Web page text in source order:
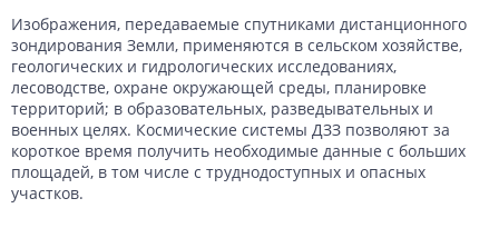
Изображения, передаваемые спутниками дистанционного
зондирования Земли, применяются в сельском хозяйстве,
геологических и гидрологических исследованиях,
лесоводстве, охране окружающей среды, планировке
территорий; в образовательных, разведывательных и
военных целях. Космические системы ДЗЗ позволяют за
короткое время получить необходимые данные с больших
площадей, в том числе с труднодоступных и опасных
участков.
Данные с российских спутников
Топографические, тематические и специальные карты
Водное хозяйство
Картография
Банковское дело и Страхование
Оборона и Геопространственная разведка
Водное хозяйство
Картография
Судебная экспертиза